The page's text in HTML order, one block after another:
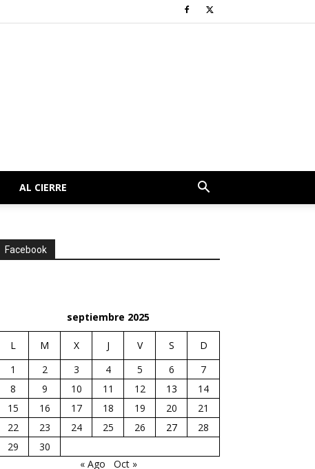
AL CIERRE
Facebook
septiembre 2025
L M X J V S
D
1
2 3 4 5 6
7
8
9 10 11 12 13
14
15
16 17 18 19 20
21
22
23 24 25 26 27
28
29
30
« Ago
Oct »